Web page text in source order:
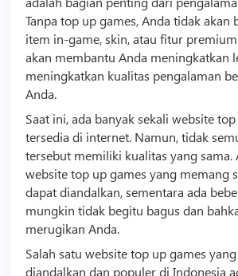
Tanpa top up games, Anda tidak akan
item in-game, skin, atau fitur
akan membantu Anda meningkatkan
meningkatkan kualitas pengalaman
Anda.
Saat ini, ada banyak sekali website
tersedia di internet. Namun, tidak
tersebut memiliki kualitas yang sama.
website top up games yang memang
dapat diandalkan, sementara ada
mungkin tidak begitu bagus dan
merugikan Anda.
Salah satu website top up games
diandalkan dan populer di Indonesia